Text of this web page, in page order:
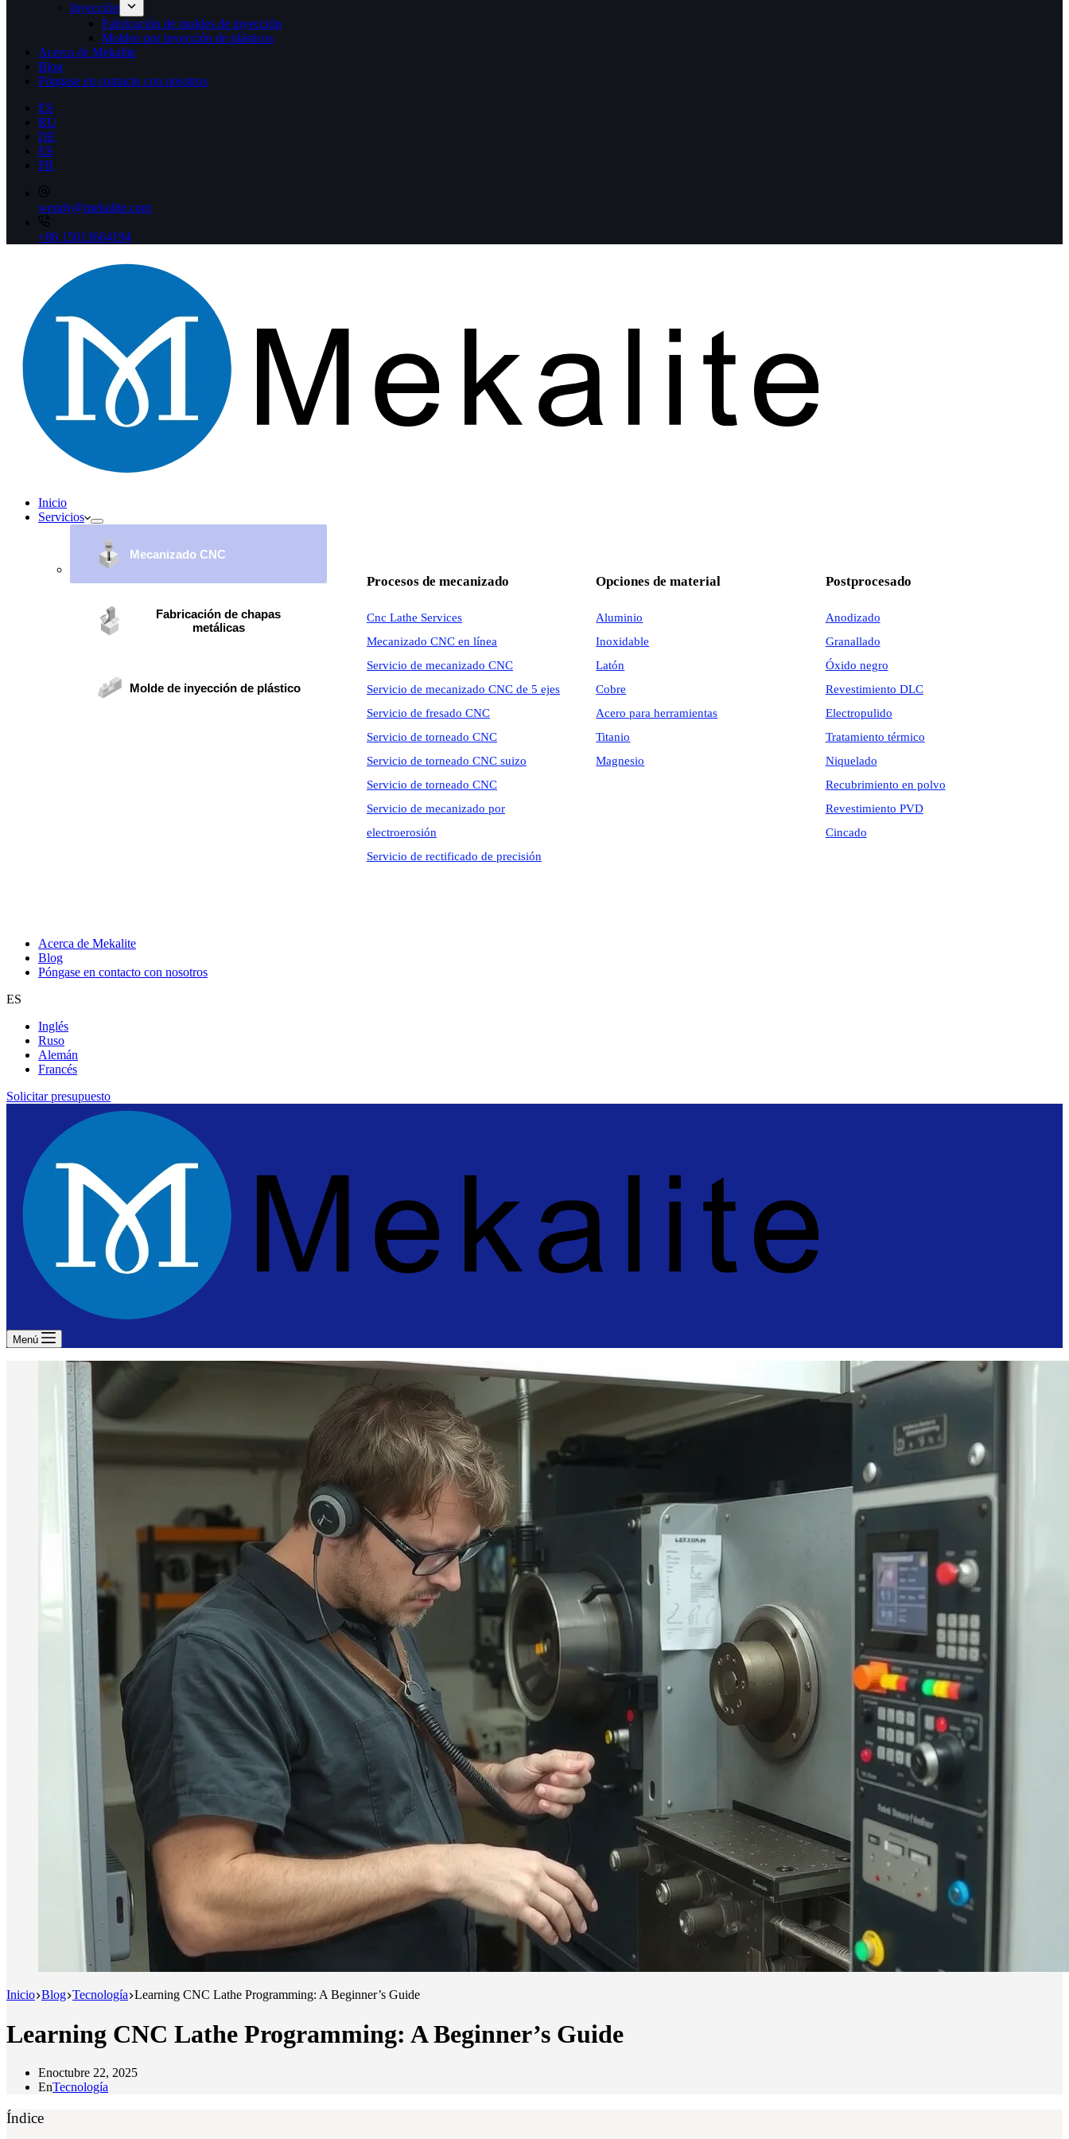
Inyección
Fabricación de moldes de inyección
Moldeo por inyección de plásticos
Acerca de Mekalite
Blog
Póngase en contacto con nosotros
ES
RU
DE
ES
FR
wendy@mekalite.com
+86 15013664194
Inicio
Servicios
Mecanizado CNC
Fabricación de chapas
metálicas
Molde de inyección de plástico
Procesos de mecanizado
Cnc Lathe Services
Mecanizado CNC en línea
Servicio de mecanizado CNC
Servicio de mecanizado CNC de 5 ejes
Servicio de fresado CNC
Servicio de torneado CNC
Servicio de torneado CNC suizo
Servicio de torneado CNC
Servicio de mecanizado por
electroerosión
Servicio de rectificado de precisión
Opciones de material
Aluminio
Inoxidable
Latón
Cobre
Acero para herramientas
Titanio
Magnesio
Postprocesado
Anodizado
Granallado
Óxido negro
Revestimiento DLC
Electropulido
Tratamiento térmico
Niquelado
Recubrimiento en polvo
Revestimiento PVD
Cincado
Acerca de Mekalite
Blog
Póngase en contacto con nosotros
ES
Inglés
Ruso
Alemán
Francés
Solicitar presupuesto
Menú
Inicio Blog Tecnología Learning CNC Lathe Programming: A Beginner’s Guide
Learning CNC Lathe Programming: A Beginner’s Guide
Enoctubre 22, 2025
EnTecnología
Índice